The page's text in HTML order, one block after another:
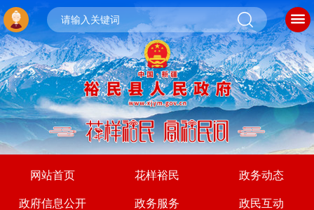
网站首页 花样裕民 政务动态
政府信息公开 政务服务 政民互动